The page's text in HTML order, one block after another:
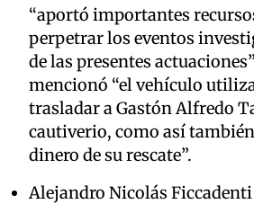
“aportó importantes
perpetrar los eventos
de las presentes
mencionó “el vehículo
trasladar a Gastón Alfredo
cautiverio, como así
dinero de su rescate”.
Alejandro Nicolás